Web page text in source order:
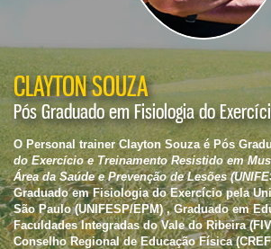
CLAYTON SOUZA
Pós Graduado em Fisiologia do
O Personal trainer Clayton Souza é Pós
do Exercício e Treinamento Resistido em
Área da Saúde e Prevenção de Lesões
Graduado em Fisiologia do Exercício pela
São Paulo (UNIFESP/EPM) , Graduado em
Faculdades Integradas do Vale do Ribeira
Conselho Regional de Educação Física